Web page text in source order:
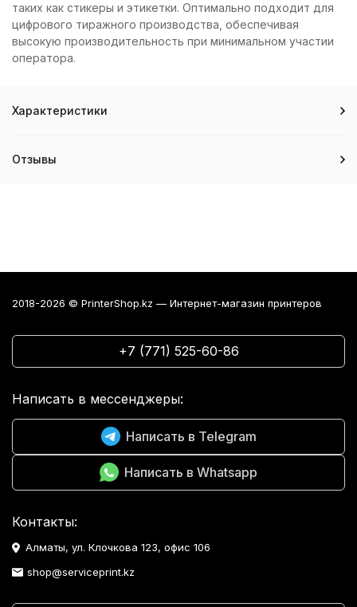
таких как стикеры и этикетки. Оптимально подходит для
цифрового тиражного производства, обеспечивая
высокую производительность при минимальном участии
оператора.
Характеристики
Отзывы
2018-2026 © PrinterShop.kz — Интернет-магазин принтеров
+7 (771) 525-60-86
Написать в мессенджеры:
Написать в Telegram
Написать в Whatsapp
Контакты:
Алматы, ул. Клочкова 123, офис 106
shop@serviceprint.kz